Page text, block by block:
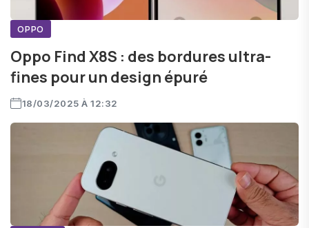
OPPO
Oppo Find X8S : des bordures ultra-
fines pour un design épuré
18/03/2025 À 12:32